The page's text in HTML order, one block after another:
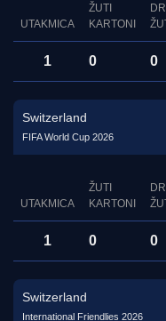
UTAKMICA
ŽUTI
KARTONI
1 0 0
Switzerland
FIFA World Cup 2026
UTAKMICA
ŽUTI
KARTONI
1 0 0
Switzerland
International Friendlies 2026